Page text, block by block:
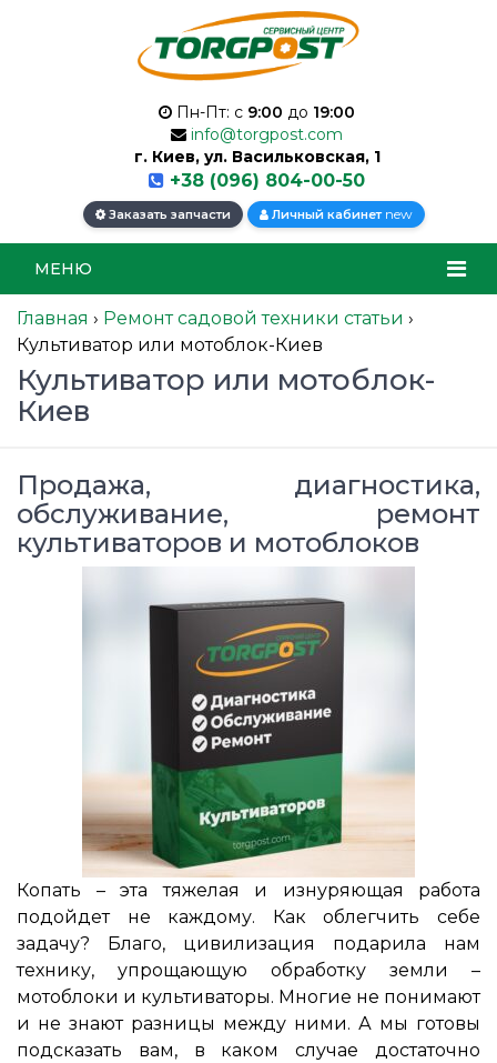
Пн-Пт: с 9:00 до 19:00
info@torgpost.com
г. Киев, ул. Васильковская, 1
+38 (096) 804-00-50
Заказать запчасти Личный кабинет new
МЕНЮ
Главная › Ремонт садовой техники статьи ›
Культиватор или мотоблок-Киев
Культиватор или мотоблок-
Киев
Продажа, диагностика,
обслуживание, ремонт
культиваторов и мотоблоков
Копать – эта тяжелая и изнуряющая работа
подойдет не каждому. Как облегчить себе
задачу? Благо, цивилизация подарила нам
технику, упрощающую обработку земли –
мотоблоки и культиваторы. Многие не понимают
и не знают разницы между ними. А мы готовы
подсказать вам, в каком случае достаточно